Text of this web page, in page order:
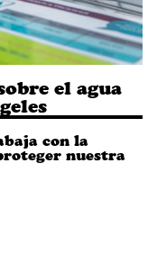
el agua
con la
nuestra